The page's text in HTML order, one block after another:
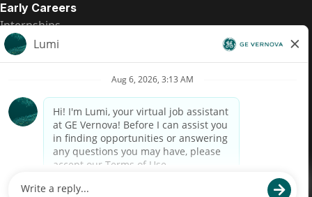
Early Careers
Internships
Entry-Level Positions
All Opportunities
Candidate Privacy Notice
Fraud Alert
Brazil Pay Transparency (Relatório de Transparência
Accessibility
Contact Us